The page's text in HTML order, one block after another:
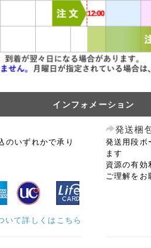
インフォメーション
のいずれかで承り
いて詳しくはこちら
発送梱
発送用段ボ
ます
資源の有効
ご理解をお